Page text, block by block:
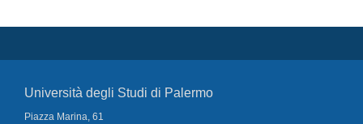
Università degli Studi di Palermo
Piazza Marina, 61